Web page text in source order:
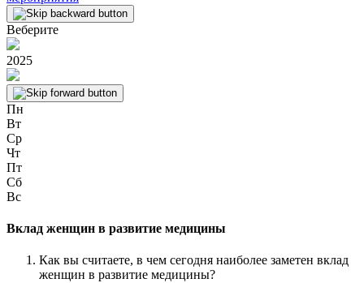
Веберите
2025
Пн
Вт
Ср
Чт
Пт
Сб
Вс
Вклад женщин в развитие медицины
Как вы считаете, в чем сегодня наиболее заметен вклад
женщин в развитие медицины?